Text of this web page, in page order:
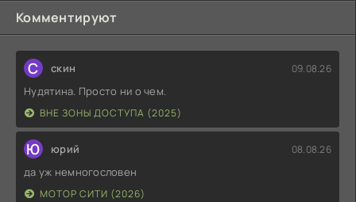
Комментируют
С скин 09.08.26
Нудятина. Просто ни о чем.
ВНЕ ЗОНЫ ДОСТУПА (2025)
Ю юрий 08.08.26
да уж немногословен
МОТОР СИТИ (2026)